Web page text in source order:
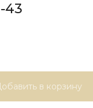
43
в корзину